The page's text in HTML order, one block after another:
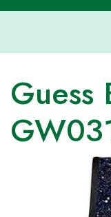
Skip
Guess